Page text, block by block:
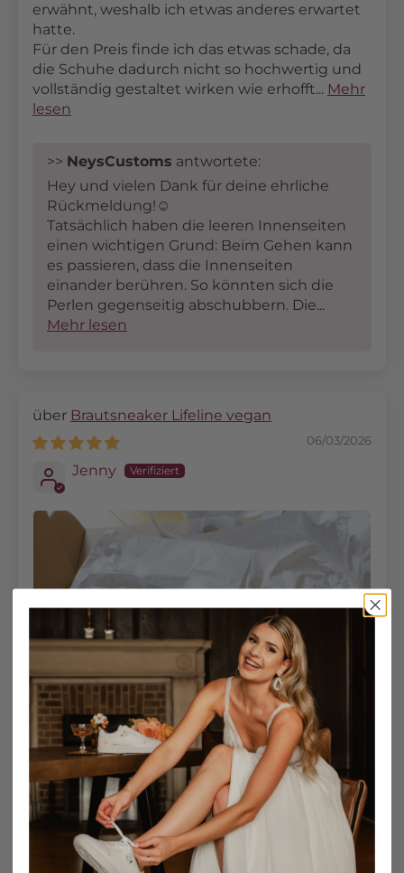
erwähnt, weshalb ich etwas anderes erwartet
hatte.
Für den Preis finde ich das etwas schade, da
die Schuhe dadurch nicht so hochwertig und
vollständig gestaltet wirken wie erhofft... Mehr
lesen
>> NeysCustoms antwortete:
Hey und vielen Dank für deine ehrliche
Rückmeldung!☺️
Tatsächlich haben die leeren Innenseiten
einen wichtigen Grund: Beim Gehen kann
es passieren, dass die Innenseiten
einander berühren. So könnten sich die
Perlen gegenseitig abschubbern. Die...
Mehr lesen
Brautsneaker Lifeline vegan
06/03/2026
Jenny